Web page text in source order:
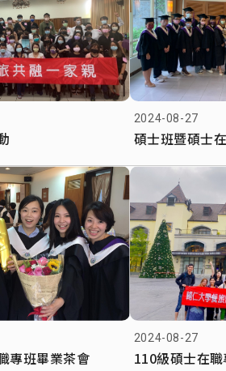
2024-08-27
碩士班暨碩士
專班畢業茶會
2024-08-27
110級碩士在